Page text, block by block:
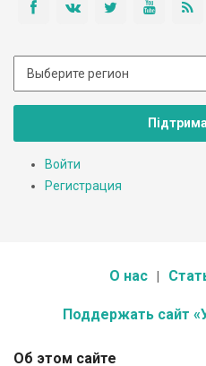
Войти
Регистрация
О нас
Поддержать сайт
Об этом сайте